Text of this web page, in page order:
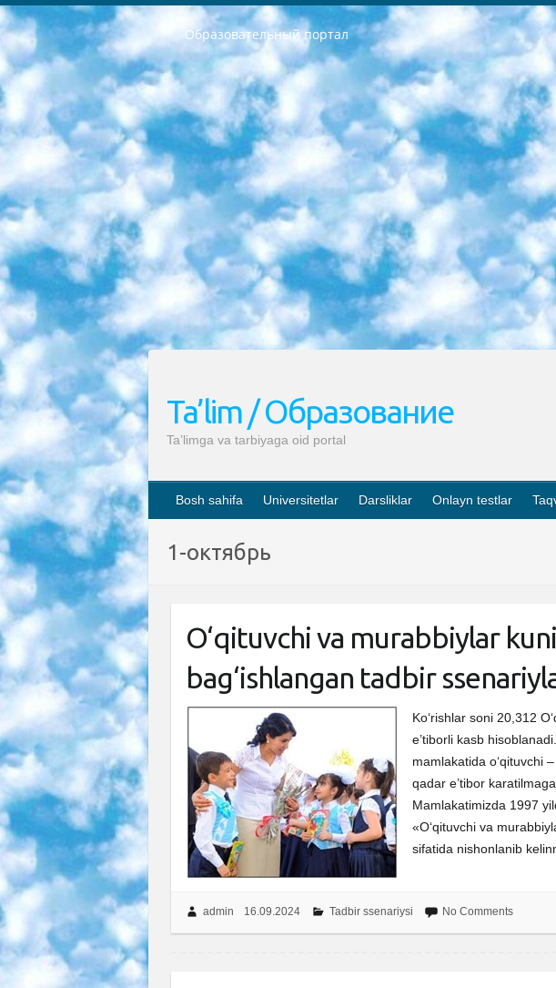
Образовательный портал
РЕСПУБЛИКА УЗБЕКИСТАН МИНИСТРЕРСТВО ДОШКОЛЬНОГО И ШКОЛЬНОГО ОБРАЗОВАНИЯ КОМАНДА в общеобразовательных учреждениях в 2023-2024 учебном году организация и проведение итоговой государственной аттестации обучающихся о Министра дошкольного и школьного образования Республики Узбекистан от 4 марта 2008 года (постановлением Минюста от 20 марта 2008 года № 1778 государственной регистрации) «Итоговое состояние учащихся общего среднего образования на основании положения об утверждении положения об аттестации общего среднего образования выпускной экзамен студентов в образовательных учреждениях в 2023-2024 учебном году В целях организации и прохождения аттестации приказываю: 1. Следующее: перечень предметов, по которым будет проводиться итоговая государственная аттестация и экзамен формы перевода согласно приложению 1; сертификаты международного образца, оценивающие уровень владения иностранными языками перечень согласно приложению 2; 2. Педагогический при специализированных образовательных учреждениях. научно-практический центр квалификации и международной оценки (Д.Давидова) 2024 г. До 25 марта: задания по предметам, по которым будет проводиться итоговая аттестация разработка и утверждение технических условий; итоговая аттестация на основании разработанного предметного задания разработка вопросов по предметам (устно и письменно), экзамен передача; общеобразовательные средние школы и специальные учебные заведения учащиеся выпускных классов школ и интернатов в агентской системе подготовка базы данных экзаменационных материалов и критериев оценки; перевод базы экзаменационных материалов на все языки обучения подать в Республиканский образовательный центр для изготовления; варианты экзаменов на основе разработанных контрольных материалов пусть будут поставлены задачи формирования. 3. Республиканский образовательный центр (Ш.Худайкулов) до 5 апреля 2024 года. до: база данных предоставленных экзаменационных материалов на все языки обучения перевод и экспертиза; для слепых, слабовидящих, глухих, слабослышащих и умственно отсталых детей учащиеся выпускных классов специализированных школ и школ-интернатов база данных экзаменационных материалов на всех преподаваемых языках подготовка критериев оценки; специализированные школы для умственно отсталых детей и технологии для учащихся выпускных классов школ-интернатов разработка соответствующих рекомендаций и критериев проведения ЕГЭ по естествознанию давать задания. 4. Педагогический при специализированных образовательных учреждениях. Научно-практический центр навыков и международной оценки (Д.Давидова), Республика образовательный центр (Худайкулов Ш.) итоговый государственный аттестационный экзамен ориентирован на творческое и логическое мышление при подготовке базы материалов учитывать введение заданий. 5. Следует отметить, что: сертификат государственного образца о знании общеобразовательного предмета и как минимум национальный уровень B1 по предметам на иностранных языках, указанным в Приложении 2. или международно признанный сертификат эквивалентного уровня студенты, изучающие определенный предмет, освобождаются от экзамена; по соответствующим предметам запланирована итоговая государственная аттестация за день до дня, путем жеребьевки Рабочей группой (в письменной форме по предметам, проводимым в форме) из числа сформированных вариантов выбрано 2 варианта; 2 выбранных варианта экзамена анонсированы на официальном сайте министерства и все выпускники по всей стране на основе этих вариантов проводит итоговую государственную аттестацию. 6. Государственное образование учащихся средних общеобразовательных учреждений. знания в соответствии с квалификационными требованиями, которые необходимо приобрести на основании стандартов итоговый (выпускной) контроль для 9 и 11 классов в целях тестирования Экзамены (далее – экзамены) состоят из предметов, перечисленных в приложении 1. будет сделано. 7. Экзамены пройдут с 26 мая по 15 июня 2024 г. (кроме науки физического воспитания). 8. Физическая для учащихся 9 классов общесредних образовательных учреждений. Экзамены по предмету «Образование, квалификация медицина» 1-6 мая 2024 года. сотрудники перевести под
Ta’lim / Образование
Ta’limga va tarbiyaga oid portal
Bosh sahifa Universitetlar Darsliklar Onlayn testlar
1-октябрь
O‘qituvchi va murabbiylar
bag‘ishlangan tadbir
Ko‘rishlar soni 20,312
e’tiborli kasb
mamlakatida o‘qituvchi
qadar e’tibor
Mamlakatimizda 1997
«O‘qituvchi va
sifatida nishonlanib
admin 16.09.2024 Tadbir ssenariysi No Comments